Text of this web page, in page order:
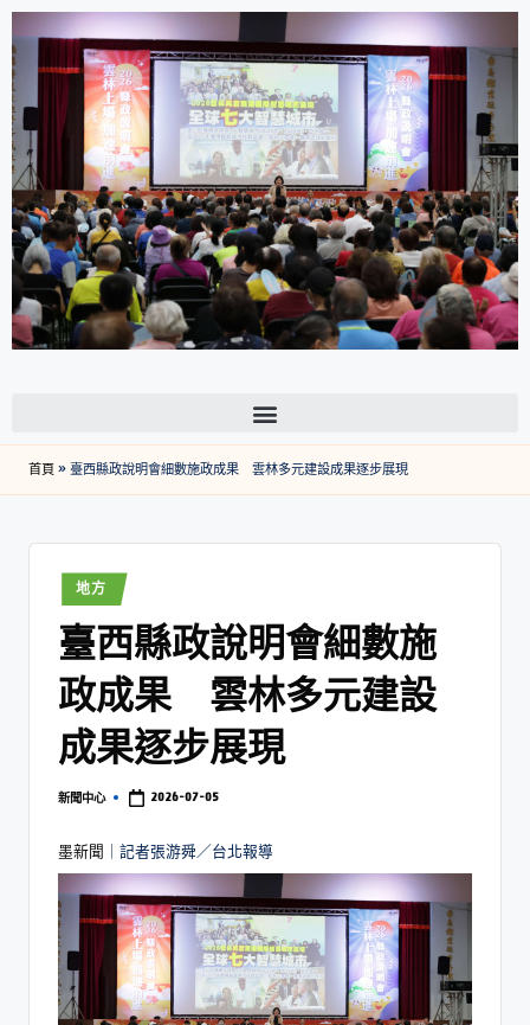
首頁»臺西縣政說明會細數施政成果 雲林多元建設成果逐步展現
地方
臺西縣政說明會細數施
政成果 雲林多元建設
成果逐步展現
新聞中心 2026-07-05
墨新聞 ｜記者張游舜／台北報導